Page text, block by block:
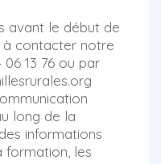
avant le début de
à contacter notre
13 76 ou par
long de la
informations
formation, les